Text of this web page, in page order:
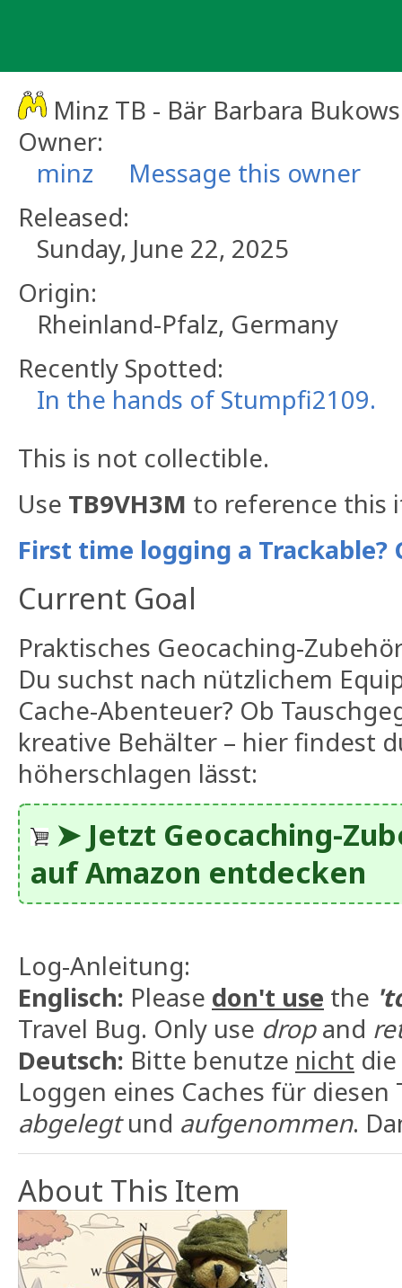
Minz TB - Bär Barbara
Owner:
minz
Message this owner
Released:
Sunday, June 22, 2025
Origin:
Rheinland-Pfalz, Germany
Recently Spotted:
In the hands of Stumpfi2109.
This is not collectible.
Use TB9VH3M to reference this
First time logging a Trackable?
Current Goal
Praktisches Geocaching-
Du suchst nach nützlichem
Cache-Abenteuer? Ob
kreative Behälter – hier findest
höherschlagen lässt:
➤ Jetzt Geocaching-
auf Amazon entdecken
Log-Anleitung:
Englisch: Please don't use the
Travel Bug. Only use dropand
Deutsch: Bitte benutze nicht
Loggen eines Caches für
abgelegtund aufgenommen.
About This Item